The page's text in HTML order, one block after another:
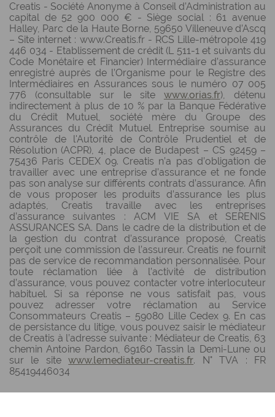
Creatis - Société Anonyme à Conseil d’Administration au
capital de 52 900 000 € - Siège social : 61 avenue
Halley, Parc de la Haute Borne, 59650 Villeneuve d’Ascq
– Site internet : www.Creatis.fr - RCS Lille-métropole 419
446 034 - Etablissement de crédit (L 511-1 et suivants du
Code Monétaire et Financier) Intermédiaire d’assurance
enregistré auprès de l’Organisme pour le Registre des
Intermédiaires en Assurances sous le numéro 07 005
776 (consultable sur le site www.orias.fr), détenu
indirectement à plus de 10 % par la Banque Fédérative
du Crédit Mutuel, société mère du Groupe des
Assurances du Crédit Mutuel. Entreprise soumise au
contrôle de l'Autorité de Contrôle Prudentiel et de
Résolution (ACPR), 4, place de Budapest – CS 92459 –
75436 Paris CEDEX 09. Creatis n’a pas d’obligation de
travailler avec une entreprise d’assurance et ne fonde
pas son analyse sur différents contrats d’assurance. Afin
de vous proposer les produits d’assurance les plus
adaptés, Creatis travaille avec les entreprises
d’assurance suivantes : ACM VIE SA et SERENIS
ASSURANCES SA. Dans le cadre de la distribution et de
la gestion du contrat d’assurance proposé, Creatis
perçoit une commission de l’assureur. Creatis ne fournit
pas de service de recommandation personnalisée. Pour
toute réclamation liée à l’activité de distribution
d’assurance, vous pouvez contacter votre interlocuteur
habituel. Si sa réponse ne vous satisfait pas, vous
pouvez adresser votre réclamation au Service
Consommateurs Creatis – 59080 Lille Cedex 9. En cas
de persistance du litige, vous pouvez saisir le médiateur
de Creatis à l’adresse suivante : Médiateur de Creatis, 63
chemin Antoine Pardon, 69160 Tassin la Demi-Lune ou
sur le sitewww.lemediateur-creatis.fr. N° TVA : FR
85419446034